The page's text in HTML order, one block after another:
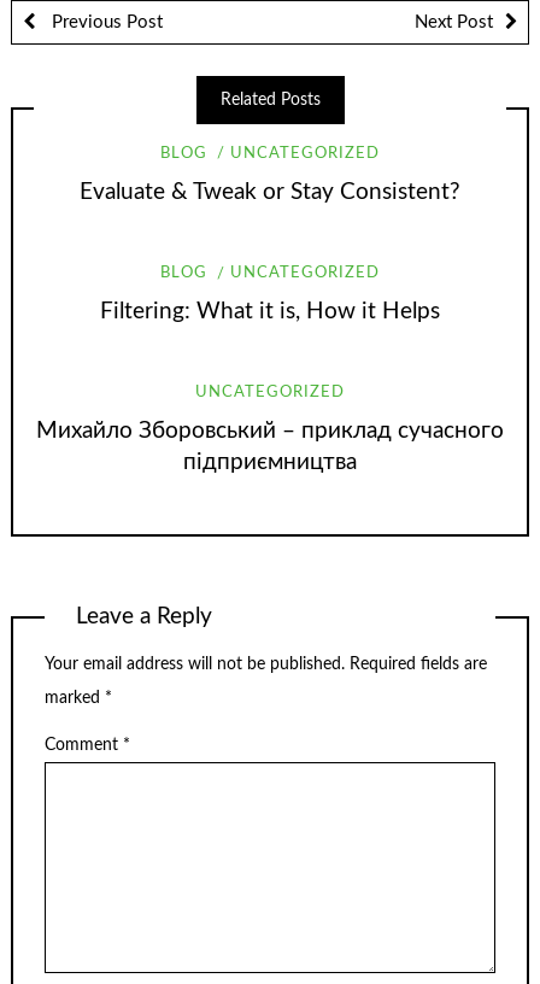
Previous Post Next Post
Related Posts
BLOG UNCATEGORIZED
Evaluate & Tweak or Stay Consistent?
BLOG UNCATEGORIZED
Filtering: What it is, How it Helps
UNCATEGORIZED
Михайло Зборовський – приклад сучасного
підприємництва
Leave a Reply
Your email address will not be published. Required fields are
marked *
Comment *